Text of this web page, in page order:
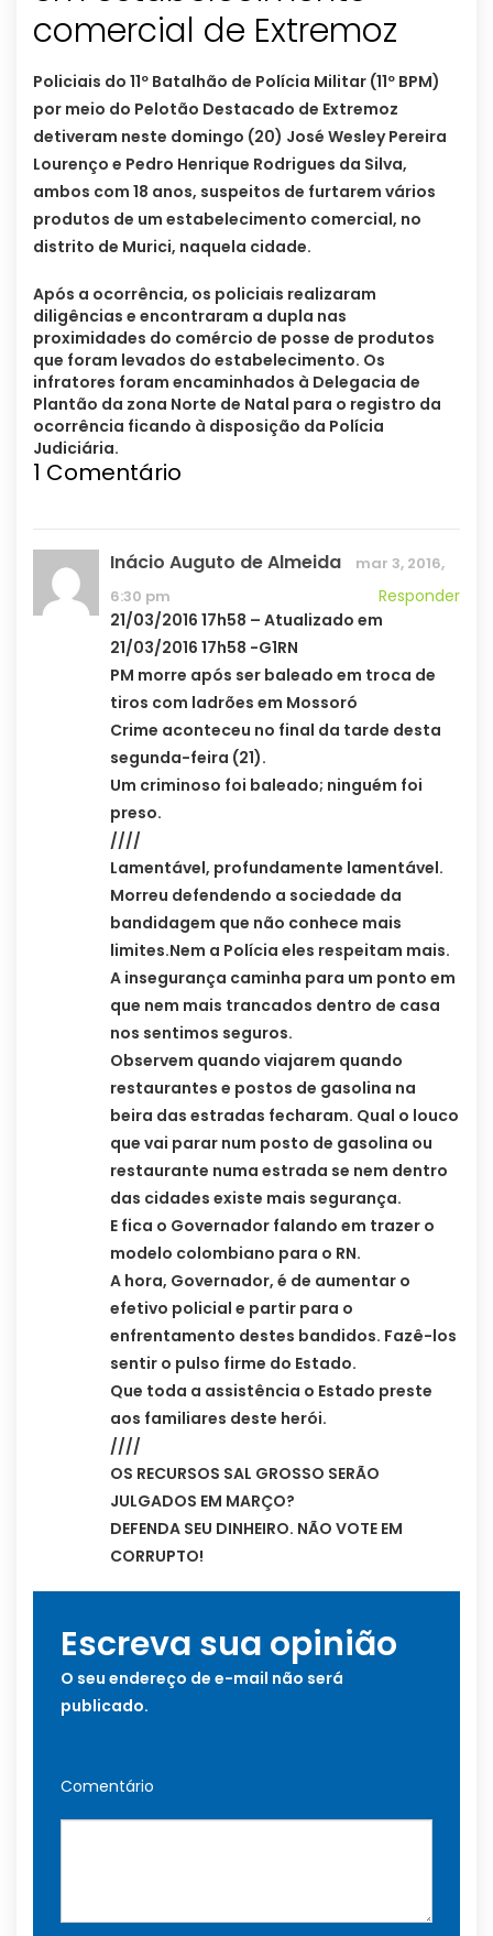
Policiais do 11º Batalhão de Polícia Militar (11º BPM)
por meio do Pelotão Destacado de Extremoz
detiveram neste domingo (20) José Wesley Pereira
Lourenço e Pedro Henrique Rodrigues da Silva,
ambos com 18 anos, suspeitos de furtarem vários
produtos de um estabelecimento comercial, no
distrito de Murici, naquela cidade.
Após a ocorrência, os policiais realizaram
diligências e encontraram a dupla nas
proximidades do comércio de posse de produtos
que foram levados do estabelecimento. Os
infratores foram encaminhados à Delegacia de
Plantão da zona Norte de Natal para o registro da
ocorrência ficando à disposição da Polícia
Judiciária.
1 Comentário
Inácio Auguto de Almeida
mar 3, 2016,
6:30 pm
Responder
21/03/2016 17h58 – Atualizado em
21/03/2016 17h58 -G1RN
PM morre após ser baleado em troca de
tiros com ladrões em Mossoró
Crime aconteceu no final da tarde desta
segunda-feira (21).
Um criminoso foi baleado; ninguém foi
preso.
////
Lamentável, profundamente lamentável.
Morreu defendendo a sociedade da
bandidagem que não conhece mais
limites.Nem a Polícia eles respeitam mais.
A insegurança caminha para um ponto em
que nem mais trancados dentro de casa
nos sentimos seguros.
Observem quando viajarem quando
restaurantes e postos de gasolina na
beira das estradas fecharam. Qual o louco
que vai parar num posto de gasolina ou
restaurante numa estrada se nem dentro
das cidades existe mais segurança.
E fica o Governador falando em trazer o
modelo colombiano para o RN.
A hora, Governador, é de aumentar o
efetivo policial e partir para o
enfrentamento destes bandidos. Fazê-los
sentir o pulso firme do Estado.
Que toda a assistência o Estado preste
aos familiares deste herói.
////
OS RECURSOS SAL GROSSO SERÃO
JULGADOS EM MARÇO?
DEFENDA SEU DINHEIRO. NÃO VOTE EM
CORRUPTO!
Escreva sua opinião
O seu endereço de e-mail não será
publicado.
Comentário